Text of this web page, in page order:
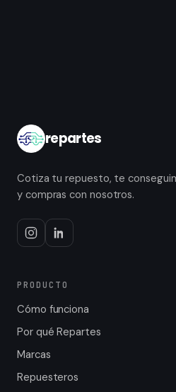
repartes
Cotiza tu repuesto, te
y compras con nosotros.
PRODUCTO
Cómo funciona
Por qué Repartes
Marcas
Repuesteros